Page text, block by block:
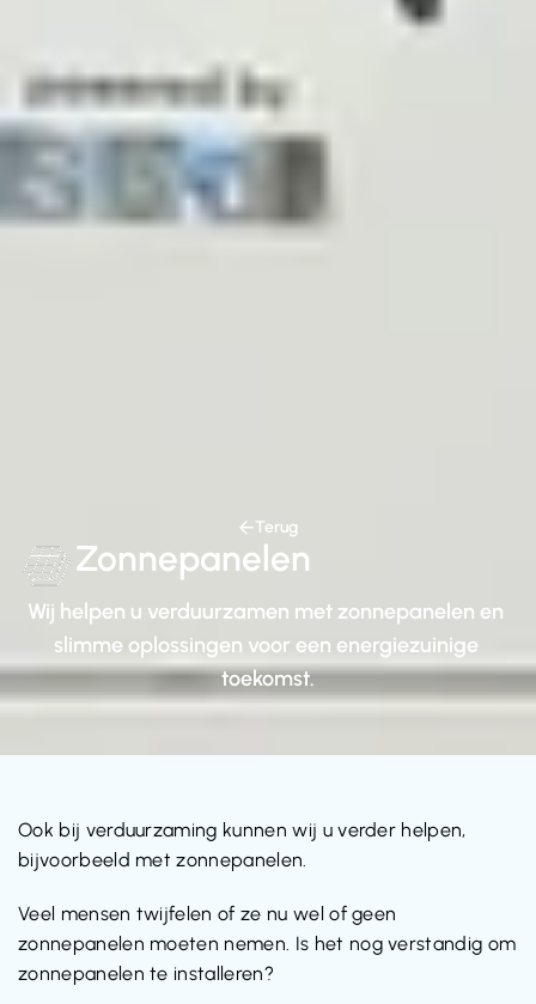
Terug
Zonnepanelen
Wij helpen u verduurzamen met zonnepanelen en
slimme oplossingen voor een energiezuinige
toekomst.
Ook bij verduurzaming kunnen wij u verder helpen,
bijvoorbeeld met zonnepanelen.
Veel mensen twijfelen of ze nu wel of geen
zonnepanelen moeten nemen. Is het nog verstandig om
zonnepanelen te installeren?